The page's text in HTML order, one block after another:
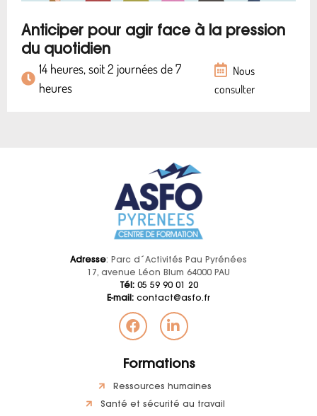
Anticiper pour agir face à la pression
du quotidien
14 heures, soit 2 journées de 7
heures
Nous
consulter
Adresse: Parc d´Activités Pau Pyrénées
17, avenue Léon Blum 64000 PAU
Tél:05 59 90 01 20
E-mail: contact@asfo.fr
Formations
Ressources humaines
Santé et sécurité au travail